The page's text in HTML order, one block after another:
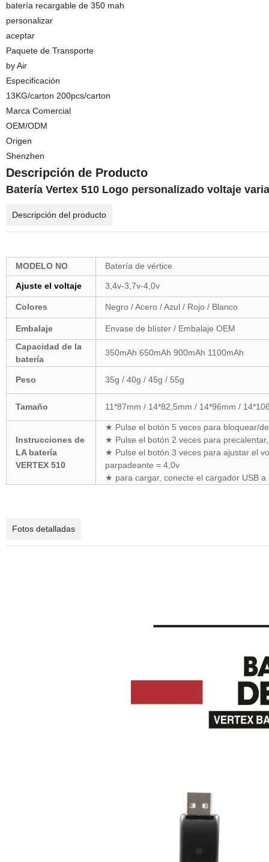
batería recargable de 350 mah
personalizar
aceptar
Paquete de Transporte
by Air
Especificación
13KG/carton 200pcs/carton
Marca Comercial
OEM/ODM
Origen
Shenzhen
Descripción de Producto
Batería Vertex 510 Logo personalizado voltaje
Descripción del producto
MODELO NO Batería de vértice
Ajuste el voltaje 3,4v-3,7v-4,0v
Colores Negro / Acero / Azul / Rojo / Blanco
Embalaje
Envase de blíster / Embalaje OEM
Capacidad de la
batería
350mAh 650mAh 900mAh 1100mAh
Peso 35g / 40g / 45g / 55g
Tamaño 11*87mm / 14*82,5mm / 14*96mm /
Instrucciones de
LA batería
VERTEX 510
★ Pulse el botón 5 veces para bloquear/
★ Pulse el botón 2 veces para
★ Pulse el botón 3 veces para ajustar el
parpadeante = 4,0v
★ para cargar, conecte el cargador USB
Fotos detalladas